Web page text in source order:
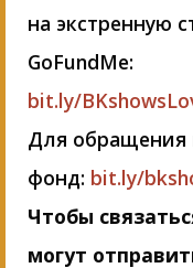
на экстренную
GoFundMe:
bit.ly/
Для обращения
фонд: bit.ly/
Чтобы
могут